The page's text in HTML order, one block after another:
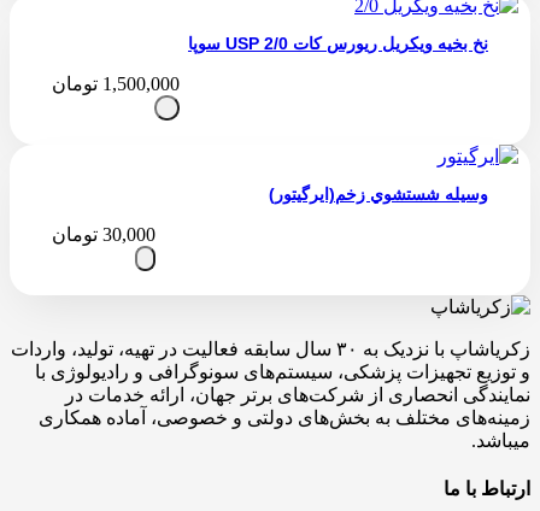
نخ بخیه ویکریل ریورس کات 2/0 USP سوپا
1,500,000 تومان
وسیله شستشوي زخم(ایرگیتور)
30,000 تومان
زکریاشاپ با نزدیک به ۳۰ سال سابقه فعالیت در تهیه، تولید، واردات
و توزیع تجهیزات پزشکی، سیستم‌های سونوگرافی و رادیولوژی با
نمایندگی انحصاری از شرکت‌های برتر جهان، ارائه خدمات در
زمینه‌های مختلف به بخش‌های دولتی و خصوصی، آماده همکاری
میباشد.
ارتباط با ما